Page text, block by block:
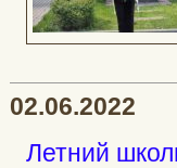
02.06.2022
Летний